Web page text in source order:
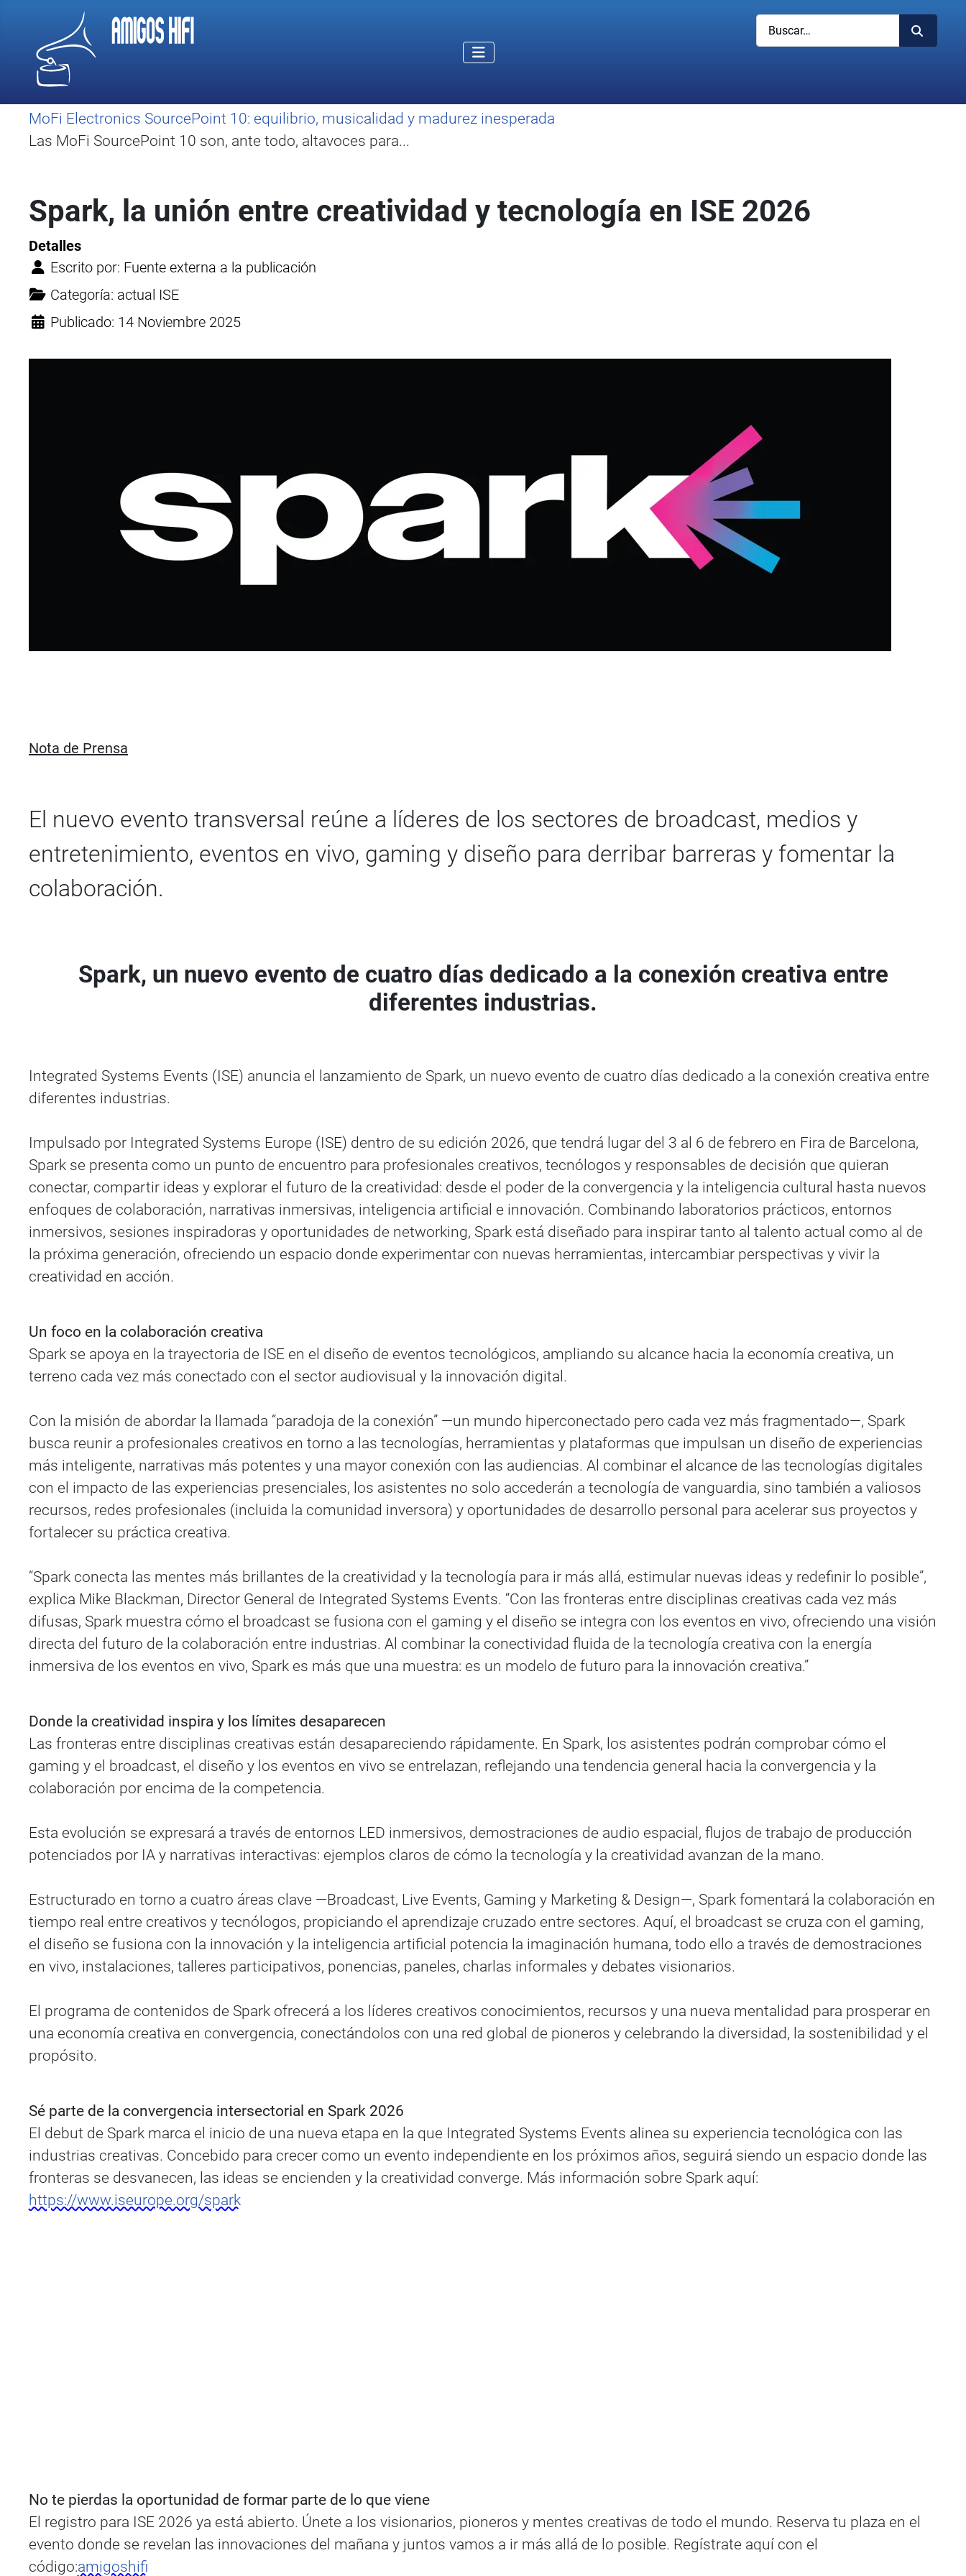
Buscar
MoFi Electronics SourcePoint 10: equilibrio, musicalidad y madurez inesperada
Las MoFi SourcePoint 10 son, ante todo, altavoces para...
Spark, la unión entre creatividad y tecnología en ISE 2026
Detalles
Escrito por: Fuente externa a la publicación
Categoría: actual ISE
Publicado: 14 Noviembre 2025
Nota de Prensa
El nuevo evento transversal reúne a líderes de los sectores de broadcast, medios y
entretenimiento, eventos en vivo, gaming y diseño para derribar barreras y fomentar la
colaboración.
Spark, un nuevo evento de cuatro días dedicado a la conexión creativa entre
diferentes industrias.
Integrated Systems Events (ISE) anuncia el lanzamiento de Spark, un nuevo evento de cuatro días dedicado a la conexión creativa entre
diferentes industrias.
Impulsado por Integrated Systems Europe (ISE) dentro de su edición 2026, que tendrá lugar del 3 al 6 de febrero en Fira de Barcelona,
Spark se presenta como un punto de encuentro para profesionales creativos, tecnólogos y responsables de decisión que quieran
conectar, compartir ideas y explorar el futuro de la creatividad: desde el poder de la convergencia y la inteligencia cultural hasta nuevos
enfoques de colaboración, narrativas inmersivas, inteligencia artificial e innovación. Combinando laboratorios prácticos, entornos
inmersivos, sesiones inspiradoras y oportunidades de networking, Spark está diseñado para inspirar tanto al talento actual como al de
la próxima generación, ofreciendo un espacio donde experimentar con nuevas herramientas, intercambiar perspectivas y vivir la
creatividad en acción.
Un foco en la colaboración creativa
Spark se apoya en la trayectoria de ISE en el diseño de eventos tecnológicos, ampliando su alcance hacia la economía creativa, un
terreno cada vez más conectado con el sector audiovisual y la innovación digital.
Con la misión de abordar la llamada “paradoja de la conexión” —un mundo hiperconectado pero cada vez más fragmentado—, Spark
busca reunir a profesionales creativos en torno a las tecnologías, herramientas y plataformas que impulsan un diseño de experiencias
más inteligente, narrativas más potentes y una mayor conexión con las audiencias. Al combinar el alcance de las tecnologías digitales
con el impacto de las experiencias presenciales, los asistentes no solo accederán a tecnología de vanguardia, sino también a valiosos
recursos, redes profesionales (incluida la comunidad inversora) y oportunidades de desarrollo personal para acelerar sus proyectos y
fortalecer su práctica creativa.
“Spark conecta las mentes más brillantes de la creatividad y la tecnología para ir más allá, estimular nuevas ideas y redefinir lo posible”,
explica Mike Blackman, Director General de Integrated Systems Events. “Con las fronteras entre disciplinas creativas cada vez más
difusas, Spark muestra cómo el broadcast se fusiona con el gaming y el diseño se integra con los eventos en vivo, ofreciendo una visión
directa del futuro de la colaboración entre industrias. Al combinar la conectividad fluida de la tecnología creativa con la energía
inmersiva de los eventos en vivo, Spark es más que una muestra: es un modelo de futuro para la innovación creativa.”
Donde la creatividad inspira y los límites desaparecen
Las fronteras entre disciplinas creativas están desapareciendo rápidamente. En Spark, los asistentes podrán comprobar cómo el
gaming y el broadcast, el diseño y los eventos en vivo se entrelazan, reflejando una tendencia general hacia la convergencia y la
colaboración por encima de la competencia.
Esta evolución se expresará a través de entornos LED inmersivos, demostraciones de audio espacial, flujos de trabajo de producción
potenciados por IA y narrativas interactivas: ejemplos claros de cómo la tecnología y la creatividad avanzan de la mano.
Estructurado en torno a cuatro áreas clave —Broadcast, Live Events, Gaming y Marketing & Design—, Spark fomentará la colaboración en
tiempo real entre creativos y tecnólogos, propiciando el aprendizaje cruzado entre sectores. Aquí, el broadcast se cruza con el gaming,
el diseño se fusiona con la innovación y la inteligencia artificial potencia la imaginación humana, todo ello a través de demostraciones
en vivo, instalaciones, talleres participativos, ponencias, paneles, charlas informales y debates visionarios.
El programa de contenidos de Spark ofrecerá a los líderes creativos conocimientos, recursos y una nueva mentalidad para prosperar en
una economía creativa en convergencia, conectándolos con una red global de pioneros y celebrando la diversidad, la sostenibilidad y el
propósito.
Sé parte de la convergencia intersectorial en Spark 2026
El debut de Spark marca el inicio de una nueva etapa en la que Integrated Systems Events alinea su experiencia tecnológica con las
industrias creativas. Concebido para crecer como un evento independiente en los próximos años, seguirá siendo un espacio donde las
fronteras se desvanecen, las ideas se encienden y la creatividad converge. Más información sobre Spark aquí:
https://www.iseurope.org/spark
No te pierdas la oportunidad de formar parte de lo que viene
El registro para ISE 2026 ya está abierto. Únete a los visionarios, pioneros y mentes creativas de todo el mundo. Reserva tu plaza en el
evento donde se revelan las innovaciones del mañana y juntos vamos a ir más allá de lo posible. Regístrate aquí con el
código:amigoshifi